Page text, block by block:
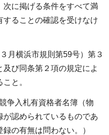
次に掲げる条件をすべて満
ることの確認を受けなけ
月横浜市規則第59号）第３
び同条第２項の規定によ
と。
争入札有資格者名簿（物
認められているものであ
の有無は問わない。）